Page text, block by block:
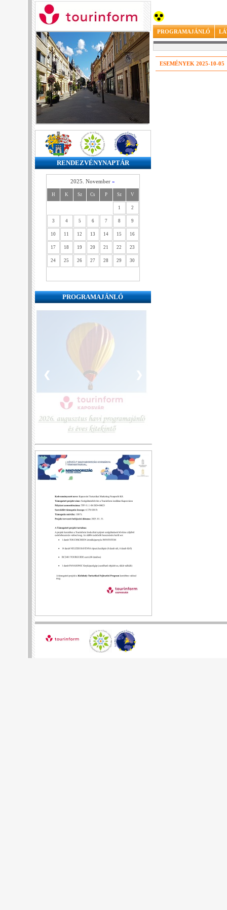
RENDEZVÉNYNAPTÁR
2025. November »
H K Sz Cs P Sz V
1 2
3 4 5 6 7 8 9
10 11 12 13 14 15 16
17 18 19 20 21 22 23
24 25 26 27 28 29 30
PROGRAMAJÁNLÓ
❮
PROGRAMAJÁNLÓ
ESEMÉNYEK 2025-10-05